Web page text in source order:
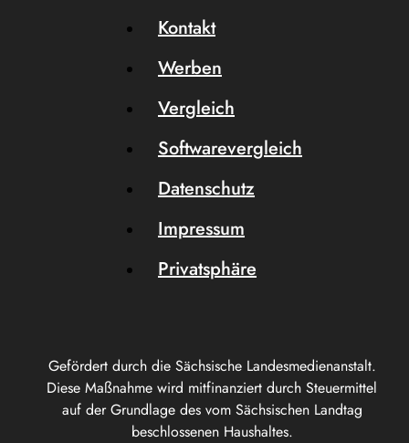
Gefördert durch die Sächsische Landesmedienanstalt.
Diese Maßnahme wird mitfinanziert durch Steuermittel
auf der Grundlage des vom Sächsischen Landtag
beschlossenen Haushaltes.
Kontakt
Werben
Vergleich
Softwarevergleich
Datenschutz
Impressum
Privatsphäre